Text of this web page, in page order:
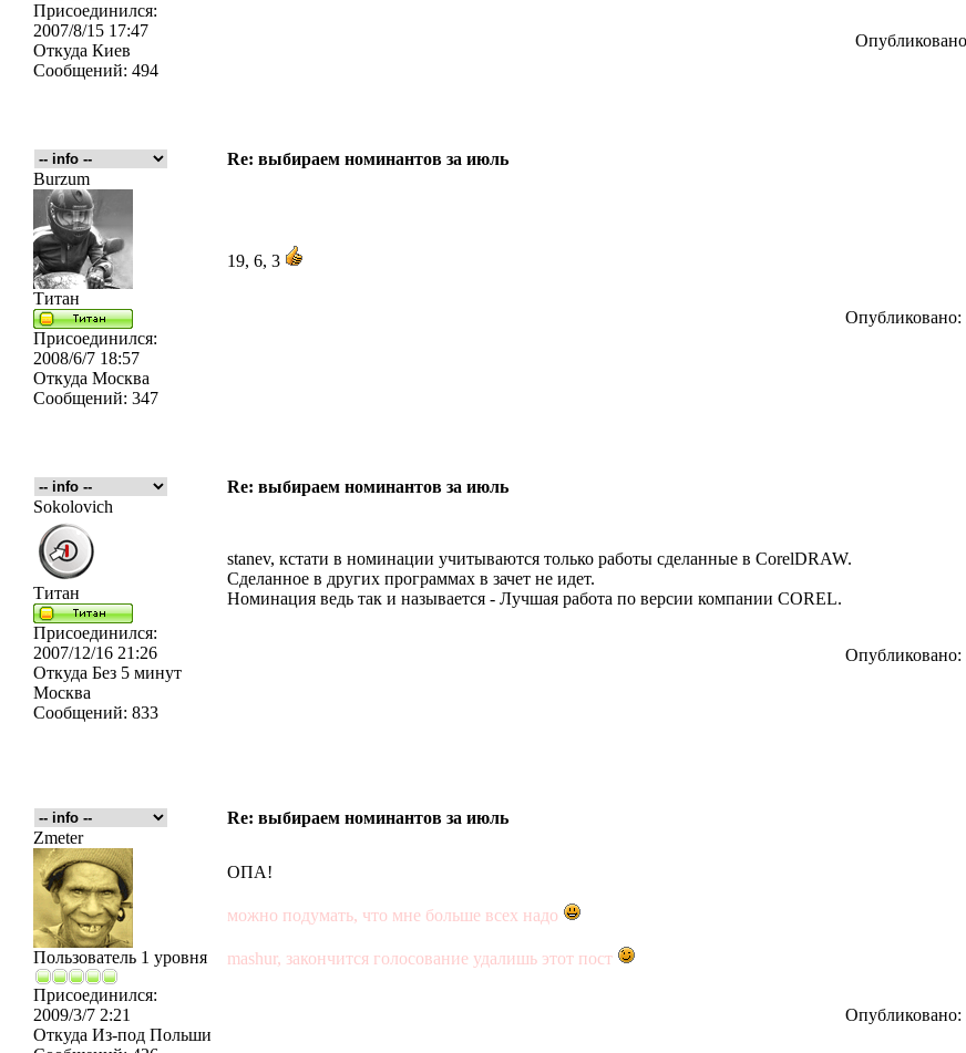
Присоединился:
2007/8/15 17:47
Откуда Киев
Сообщений: 494
Re: выбираем номинантов за июль
Burzum
Титан
Присоединился:
2008/6/7 18:57
Откуда Москва
Сообщений: 347
19, 6, 3
Опубликовано:
Re: выбираем номинантов за июль
Sokolovich
Титан
Присоединился:
2007/12/16 21:26
Откуда Без 5 минут
Москва
Сообщений: 833
stanev, кстати в номинации учитываются только работы сделанные в CorelDRAW.
Сделанное в других программах в зачет не идет.
Номинация ведь так и называется - Лучшая работа по версии компании COREL.
Опубликовано:
Re: выбираем номинантов за июль
Zmeter
Пользователь 1 уровня
Присоединился:
2009/3/7 2:21
Откуда Из-под Польши
ОПА!
можно подумать, что мне больше всех надо
mashur, закончится голосование удалишь этот пост
Опубликовано: